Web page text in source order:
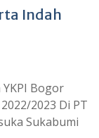
Indah
YKPI Bogor
2023 Di PT
Sukabumi